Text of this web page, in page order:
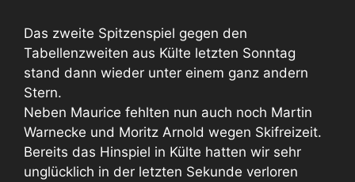
Das zweite Spitzenspiel gegen den
Tabellenzweiten aus Külte letzten Sonntag
stand dann wieder unter einem ganz andern
Stern.
Neben Maurice fehlten nun auch noch Martin
Warnecke und Moritz Arnold wegen Skifreizeit.
Bereits das Hinspiel in Külte hatten wir sehr
unglücklich in der letzten Sekunde verloren